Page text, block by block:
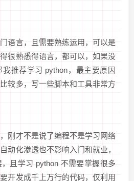
语言，且需要熟练运用，可以是
很熟悉得语言，都可以，如果没
推荐学习 python，最主要原因
较多，写一些脚本和工具非常方
刚才不是说了编程不是学习网络
动化渗透也不影响入门和就业，
且学习 python 不需要掌握很多
开发成千上万行的代码，仅利用